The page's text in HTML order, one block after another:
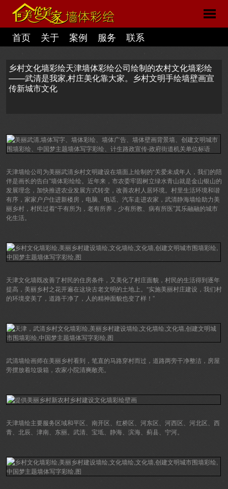
首页 关于 案例 服务 联系
乡村文化墙彩绘天津墙体彩绘公司绘制的农村文化墙彩绘
——武清是我家,村庄美化靠大家。乡村文明手绘墙壁画宣
传新城市文化
天津墙绘公司为美丽武清乡村文明建设在墙面上绘制的“关爱未成年人，我们的陪
伴是画长的告白”墙体彩绘绘。近年来，市农委牢固树立绿水青山就是金山银山的
发展理念，加快推进农业发展方式转变，改善农村人居环境。村里生活环境和谐
有序，家家户户住进新楼房，电脑、电话、汽车走进农家，武清静海墙绘助力美
丽乡村，村民过着“干有所为，老有所养，少有所教、病有所医”其乐融融的城市
化生活。
天津文化墙既改善了村民的住房条件，又美化了村庄面貌，村民的生活得到逐年
提高，美丽乡村之花开遍在这块古老文明的土地上。“实施美丽村庄建设，我们村
的环境变美了，道路干净了，人的精神面貌也变了样！”
武清墙绘画师在美丽乡村看到，笔直的马路穿村而过，道路两旁干净整洁，房屋
旁摆放着垃圾箱，农家小院清爽敞亮。
天津墙绘主要服务区域和平区、南开区、红桥区、河东区、河西区、河北区、西
青、北辰、津南、东丽。武清、宝坻、静海、滨海、蓟县、宁河。